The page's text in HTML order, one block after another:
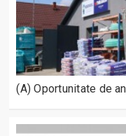
(A) Oportunitate de